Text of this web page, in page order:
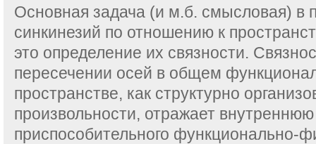
Основная задача (и м.б. смысловая) в
синкинезий по отношению к
это определение их связности.
пересечении осей в общем
пространстве, как структурно
произвольности, отражает
приспособительного функционально-